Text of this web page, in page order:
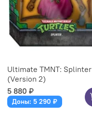
Ultimate TMNT: Splinter
(Version 2)
5 880 ₽
Доны: 5 290 ₽